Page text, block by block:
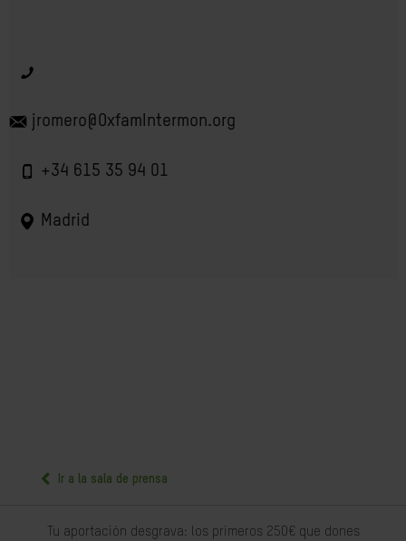
jromero@OxfamIntermon.org
+34 615 35 94 01
Madrid
Ir a la sala de prensa
Tu aportación desgrava: los primeros 250€ que dones